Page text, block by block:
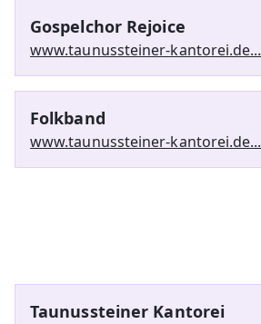
Gospelchor Rejoice
www.taunussteiner-kantorei.de...
Folkband
www.taunussteiner-kantorei.de...
Taunussteiner Kantorei